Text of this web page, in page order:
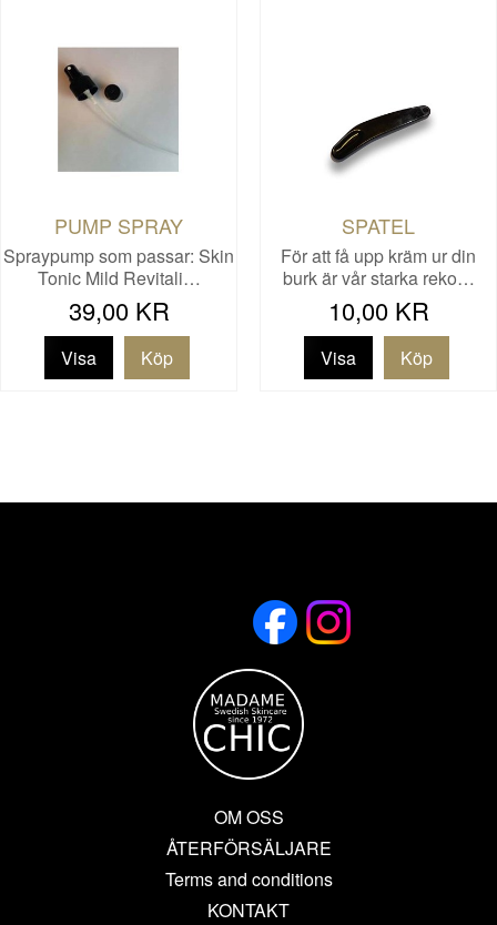
PUMP SPRAY
Spraypump som passar: Skin
Tonic Mild Revitali…
39,00 KR
Visa
SPATEL
För att få upp kräm ur din
burk är vår starka reko…
10,00 KR
Visa
OM OSS
ÅTERFÖRSÄLJARE
Terms and conditions
KONTAKT